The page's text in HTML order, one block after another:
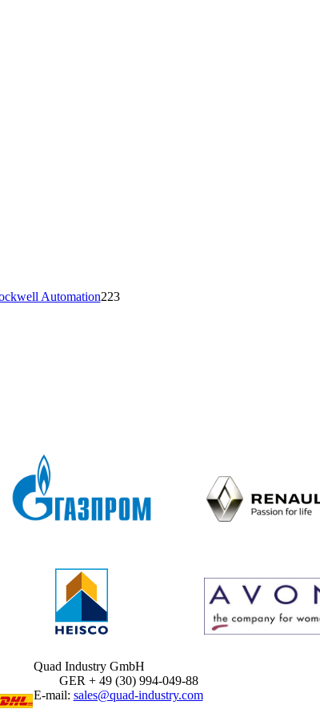
Automation223
Quad Industry GmbH
GER + 49 (30) 994-049-88
E-mail: sales@quad-industry.com